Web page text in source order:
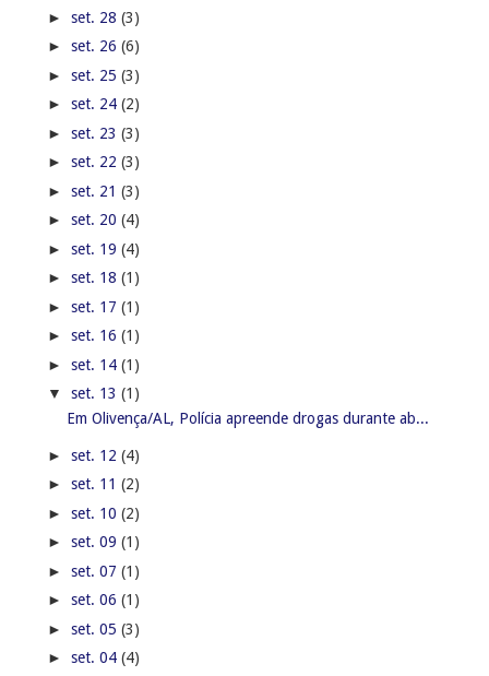
► set. 28 (3)
► set. 26 (6)
► set. 25 (3)
► set. 24 (2)
► set. 23 (3)
► set. 22 (3)
► set. 21 (3)
► set. 20 (4)
► set. 19 (4)
► set. 18 (1)
► set. 17 (1)
► set. 16 (1)
► set. 14 (1)
▼ set. 13 (1)
Em Olivença/AL, Polícia apreende drogas durante ab...
► set. 12 (4)
► set. 11 (2)
► set. 10 (2)
► set. 09 (1)
► set. 07 (1)
► set. 06 (1)
► set. 05 (3)
► set. 04 (4)